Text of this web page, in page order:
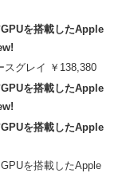
を搭載したApple
スグレイ ￥138,380
を搭載したApple
を搭載したApple
を搭載したApple